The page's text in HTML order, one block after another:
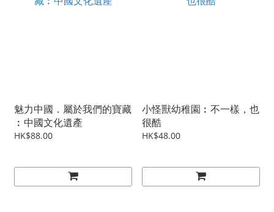
魅力中國．屬於我們的寶藏
︰中國文化遺產
HK$88.00
小怪獸幼稚園︰不一樣，也
很酷
HK$48.00